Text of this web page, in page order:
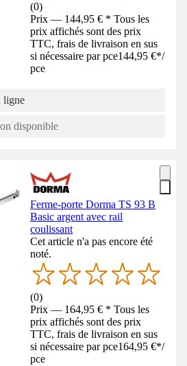
(0)
Prix — 144,95 € * Tous les
prix affichés sont des prix
TTC, frais de livraison en sus
si nécessaire par pce144,95 €*/
pce
ligne
disponible
Ferme-porte Dorma TS 93 B
Basic argent avec rail
coulissant
Cet article n'a pas encore été
noté.
(0)
Prix — 164,95 € * Tous les
prix affichés sont des prix
TTC, frais de livraison en sus
si nécessaire par pce164,95 €*/
pce